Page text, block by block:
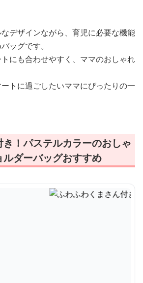
デザインながら、育児に必要な機能
ッグです。
にも合わせやすく、ママのおしゃれ
トに過ごしたいママにぴったりの一
！パステルカラーのおしゃ
ダーバッグおすすめ